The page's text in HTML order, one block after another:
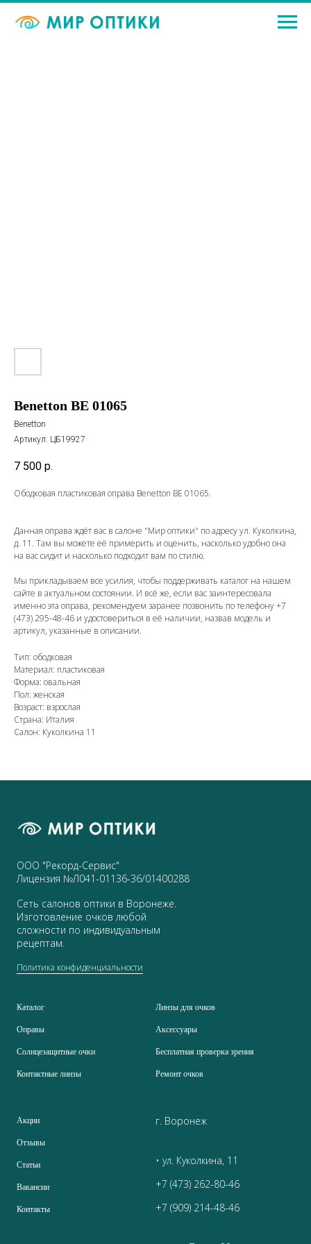
Benetton BE 01065
Benetton
Артикул: ЦБ19927
7 500 р.
Ободковая пластиковая оправа Benetton BE 01065.
Данная оправа ждёт вас в салоне "Мир оптики" по адресу ул. Куколкина,
д. 11. Там вы можете её примерить и оценить, насколько удобно она
на вас сидит и насколько подходит вам по стилю.
Мы прикладываем все усилия, чтобы поддерживать каталог на нашем
сайте в актуальном состоянии. И всё же, если вас заинтересовала
именно эта оправа, рекомендуем заранее позвонить по телефону+7
(473) 295-48-46 и удостовериться в её наличии, назвав модель и
артикул, указанные в описании.
Тип: ободковая
Материал: пластиковая
Форма: овальная
Пол: женская
Возраст: взрослая
Страна: Италия
Салон: Куколкина 11
ООО "Рекорд-Сервис"
Лицензия №Л041-01136-36/01400288
Сеть салонов оптики в Воронеже.
Изготовление очков любой
сложности по индивидуальным
рецептам.
Политика конфиденциальности
Каталог
Оправы
Солнцезащитные очки
Контактные линзы
Линзы для очков
Аксессуары
Бесплатная проверка зрения
Ремонт очков
Акции
Отзывы
Статьи
Вакансии
Контакты
г. Воронеж
• ул. Куколкина, 11
+7 (473) 262-80-46
+7 (909) 214-48-46